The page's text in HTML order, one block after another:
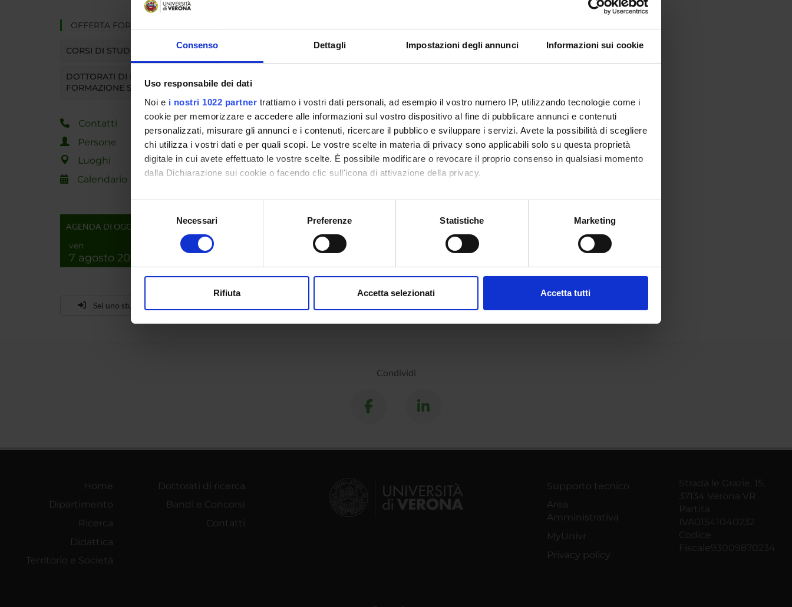
Consenso Dettagli Impostazioni degli annunci Informazioni sui cookie
Uso responsabile dei dati
Noi e i nostri 1022 partner trattiamo i vostri dati personali, ad esempio il vostro numero IP, utilizzando tecnologie come i
cookie per memorizzare e accedere alle informazioni sul vostro dispositivo al fine di pubblicare annunci e contenuti
personalizzati, misurare gli annunci e i contenuti, ricercare il pubblico e sviluppare i servizi. Avete la possibilità di scegliere
chi utilizza i vostri dati e per quali scopi. Le vostre scelte in materia di privacy sono applicabili solo su questa proprietà
digitale in cui avete effettuato le vostre scelte. È possibile modificare o revocare il proprio consenso in qualsiasi momento
dalla Dichiarazione sui cookie o facendo clic sull'icona di attivazione della privacy.
Con il tuo consenso, vorremmo anche:
raccogliere informazioni sulla tua posizione geografica, con un'approssimazione di qualche metro,
digitali).
modificare o ritirare il tuo consenso in qualsiasi momento dalla Dichiarazione sui cookie.
Necessari Preferenze Statistiche Marketing
Rifiuta Accetta selezionati Accetta tutti
OFFERTA FORMATIVA
CORSI DI STUDIO
DOTTORATI DI RICERCA E
FORMAZIONE SUPERIORE
Contatti
Persone
Luoghi
Calendario
AGENDA DI OGGI
ven
7 agosto 2026
Sei uno studente già iscritto?
Condividi
Home
Dipartimento
Ricerca
Didattica
Territorio e Società
Dottorati di ricerca
Bandi e Concorsi
Contatti
Supporto tecnico
Area
Amministrativa
MyUnivr
Privacy policy
Strada le Grazie, 15,
37134 Verona VR
Partita
IVA01541040232
Codice
Fiscale93009870234